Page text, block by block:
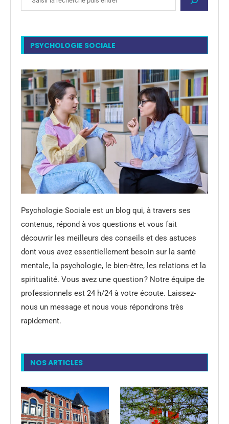
PSYCHOLOGIE SOCIALE
Psychologie Sociale est un blog qui, à travers ses
contenus, répond à vos questions et vous fait
découvrir les meilleurs des conseils et des astuces
dont vous avez essentiellement besoin sur la santé
mentale, la psychologie, le bien-être, les relations et la
spiritualité. Vous avez une question ? Notre équipe de
professionnels est 24 h/24 à votre écoute. Laissez-
nous un message et nous vous répondrons très
rapidement.
NOS ARTICLES